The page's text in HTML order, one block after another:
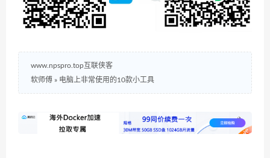
www.npspro.top互联侠客
软师傅 » 电脑上非常使用的10款小工具